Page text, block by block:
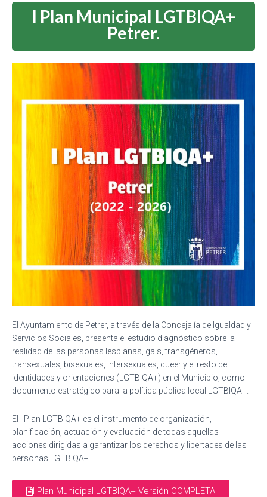
I Plan Municipal LGTBIQA+
Petrer.
El Ayuntamiento de Petrer, a través de la Concejalía de Igualdad y
Servicios Sociales, presenta el estudio diagnóstico sobre la
realidad de las personas lesbianas, gais, transgéneros,
transexuales, bisexuales, intersexuales, queer y el resto de
identidades y orientaciones (LGTBIQA+) en el Municipio, como
documento estratégico para la política pública local LGTBIQA+.
El I Plan LGTBIQA+ es el instrumento de organización,
planificación, actuación y evaluación de todas aquellas
acciones dirigidas a garantizar los derechos y libertades de las
personas LGTBIQA+.
I Plan Municipal LGTBIQA+ Versión COMPLETA